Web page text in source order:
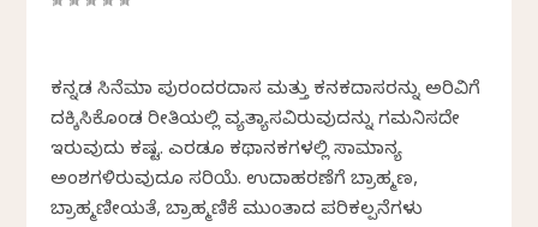
ಕನ್ನಡ ಸಿನೆಮಾ ಪುರಂದರದಾಸ ಮತ್ತು ಕನಕದಾಸರನ್ನು ಅರಿವಿಗೆ
ದಕ್ಕಿಸಿಕೊಂಡ ರೀತಿಯಲ್ಲಿ ವ್ಯತ್ಯಾಸವಿರುವುದನ್ನು ಗಮನಿಸದೇ
ಇರುವುದು ಕಷ್ಟ. ಎರಡೂ ಕಥಾನಕಗಳಲ್ಲಿ ಸಾಮಾನ್ಯ
ಅಂಶಗಳಿರುವುದೂ ಸರಿಯೆ. ಉದಾಹರಣೆಗೆ ಬ್ರಾಹ್ಮಣ,
ಬ್ರಾಹ್ಮಣೀಯತೆ, ಬ್ರಾಹ್ಮಣಿಕೆ ಮುಂತಾದ ಪರಿಕಲ್ಪನೆಗಳು